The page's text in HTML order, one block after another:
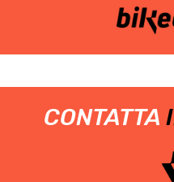
CONTATTA